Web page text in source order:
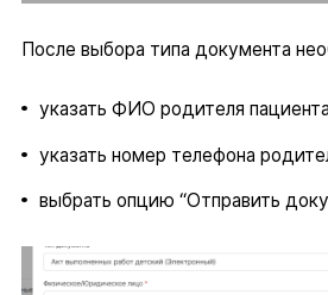
После выбора типа документа
указать ФИО родителя пациента
указать номер телефона
выбрать опцию “Отправить